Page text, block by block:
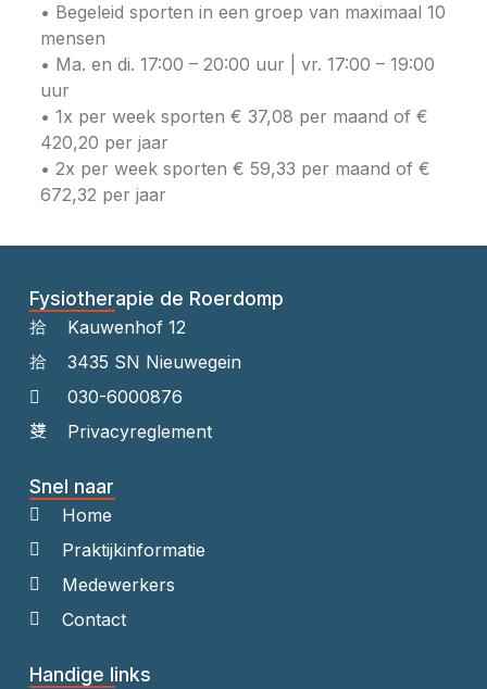
• Begeleid sporten in een groep van maximaal 10
mensen
• Ma. en di. 17:00 – 20:00 uur | vr. 17:00 – 19:00
uur
• 1x per week sporten € 37,08 per maand of €
420,20 per jaar
• 2x per week sporten € 59,33 per maand of €
672,32 per jaar
Fysiotherapie de Roerdomp
Kauwenhof 12
3435 SN Nieuwegein
030-6000876
Privacyreglement
Snel naar
Home
Praktijkinformatie
Medewerkers
Contact
Handige links